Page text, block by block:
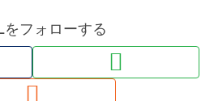
をフォローする